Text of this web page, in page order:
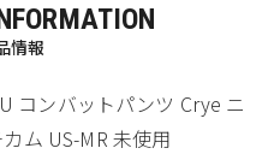
情報
コンバットパンツ Crye ニ
ム US-MR 未使用